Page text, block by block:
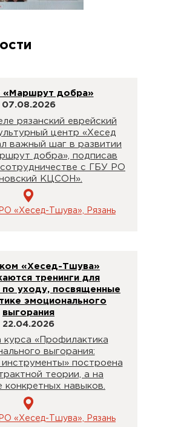
«Маршрут добра»
07.08.2026
рязанский еврейский
центр «Хесед
важный шаг в развитии
добра», подписав
с ГБУ РО
КЦСОН».
«Хесед-Тшува», Рязань
«Хесед-Тшува»
тренинги для
уходу, посвященные
эмоционального
выгорания
22.04.2026
курса «Профилактика
выгорания:
инструменты» построена
теории, а на
конкретных навыков.
«Хесед-Тшува», Рязань